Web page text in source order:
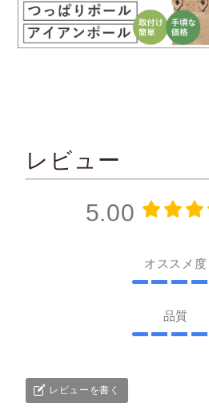
レビュー
5.00
オススメ度
品質
レビューを書く